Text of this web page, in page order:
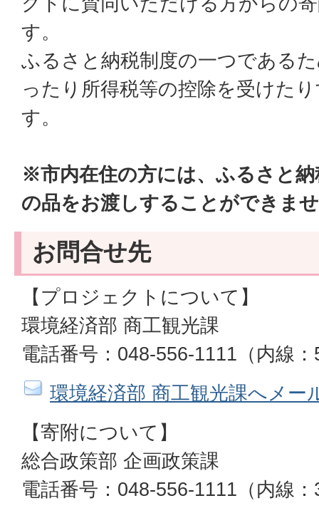
す。
ふるさと納税制度の一つである
ったり所得税等の控除を受けた
す。
※市内在住の方には、ふるさと
の品をお渡しすることができま
お問合せ先
【プロジェクトについて】
環境経済部 商工観光課
電話番号：048-556-1111（内線
環境経済部 商工観光課へメー
【寄附について】
総合政策部 企画政策課
電話番号：048-556-1111（内線